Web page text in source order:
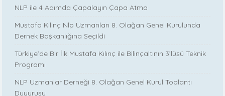
NLP ile 4 Adımda Çapalayın Çapa Atma
Mustafa Kılınç Nlp Uzmanları 8. Olağan Genel Kurulunda
Dernek Başkanlığına Seçildi
Türkiye’de Bir İlk Mustafa Kılınç ile Bilinçaltının 3’lüsü Teknik
Programı
NLP Uzmanlar Derneği 8. Olağan Genel Kurul Toplantı
Duyurusu